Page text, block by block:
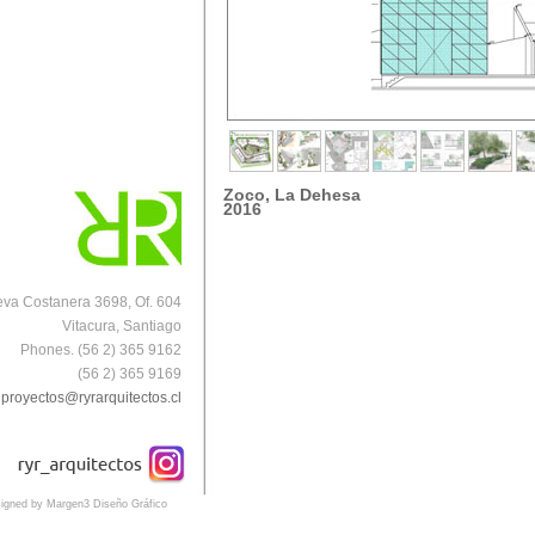
Costanera 3698, Of. 604
Vitacura, Santiago
Phones. (56 2) 365 9162
(56 2) 365 9169
proyectos@ryrarquitectos.cl
Zoco, La Dehesa
2016
by Margen3 Diseño Gráfico